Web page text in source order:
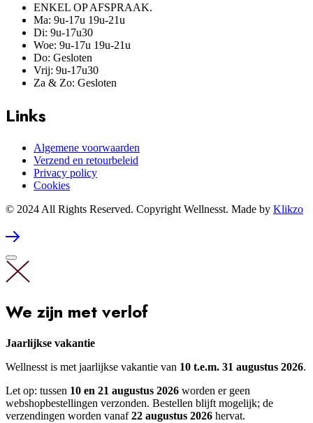
ENKEL OP AFSPRAAK.
Ma: 9u-17u 19u-21u
Di: 9u-17u30
Woe: 9u-17u 19u-21u
Do: Gesloten
Vrij: 9u-17u30
Za & Zo: Gesloten
Links
Algemene voorwaarden
Verzend en retourbeleid
Privacy policy
Cookies
© 2024 All Rights Reserved. Copyright Wellnesst. Made by Klikzo
We zijn met verlof
Jaarlijkse vakantie
Wellnesst is met jaarlijkse vakantie van 10 t.e.m. 31 augustus 2026.
Let op: tussen 10 en 21 augustus 2026 worden er geen
webshopbestellingen verzonden. Bestellen blijft mogelijk; de
verzendingen worden vanaf22 augustus 2026 hervat.